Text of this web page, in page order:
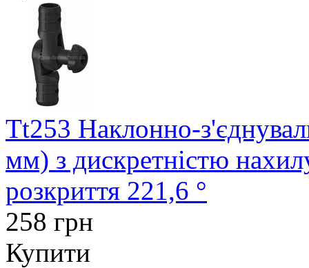
Tt253 Наклонно-
мм) з дискретністю
розкриття 221,6 °
258 грн
Купити